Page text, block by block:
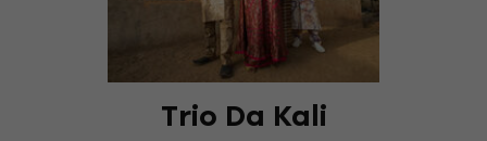
Trio Da Kali